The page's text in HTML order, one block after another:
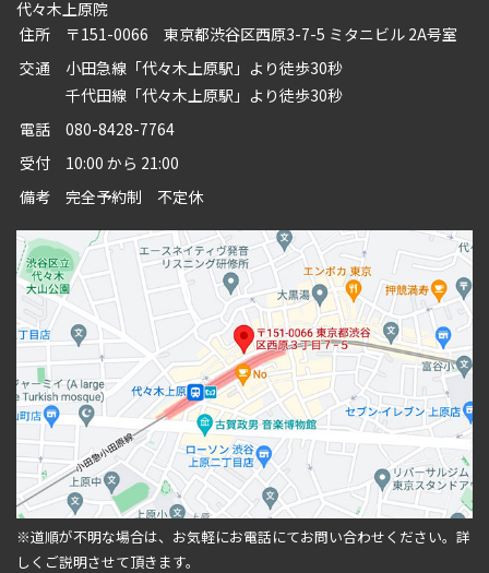
代々木上原院
住所
〒151-0066 東京都渋谷区西原3-7-5 ミタニビル 2A号室
交通
小田急線「代々木上原駅」より徒歩30秒
千代田線「代々木上原駅」より徒歩30秒
電話
080-8428-7764
受付
10:00 から 21:00
備考
完全予約制 不定休
※道順が不明な場合は、お気軽にお電話にてお問い合わせください。 詳
しくご説明させて頂きます。